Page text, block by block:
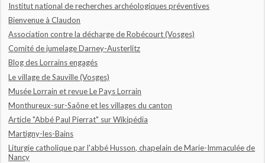
Institut national de recherches archéologiques préventives
Bienvenue à Claudon
Association contre la décharge de Robécourt (Vosges)
Comité de jumelage Darney-Austerlitz
Blog des Lorrains engagés
Le village de Sauville (Vosges)
Musée Lorrain et revue Le Pays Lorrain
Monthureux-sur-Saône et les villages du canton
Article "Abbé Paul Pierrat" sur Wikipédia
Martigny-les-Bains
Liturgie catholique par l'abbé Husson, chapelain de Marie-Immaculée de
Nancy